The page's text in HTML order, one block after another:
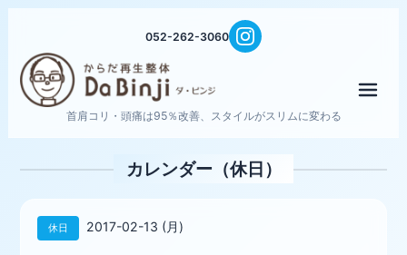
052-262-3060
首肩コリ・頭痛は95％改善、スタイルがスリムに変わる
カレンダー（休日）
休日 2017-02-13 (月)